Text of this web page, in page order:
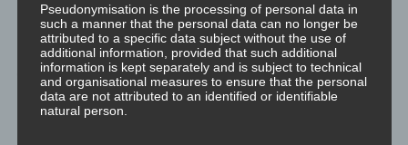
Demokratiegedanke des antiken
Griechenlands: Das Volk
entscheidet in seiner Mehrheit
Das, was die Mehrheit möchte, gilt für alle.
Pseudonymisation is the processing of personal data in
such a manner that the personal data can no longer be
attributed to a specific data subject without the use of
additional information, provided that such additional
information is kept separately and is subject to technical
and organisational measures to ensure that the personal
data are not attributed to an identified or identifiable
natural person.